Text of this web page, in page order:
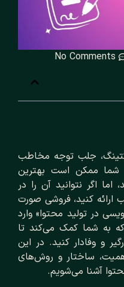
No Comments
جلب توجه مخاطب
ممکن است بهترین
اگر نتوانید آن را در
کنید، فروشی صورت
در تولید محتوا» وارد
که به شما کمک می‌کند تا
و وفادار کنید. در این
ساختار و روش‌های
آشنا می‌شویم.